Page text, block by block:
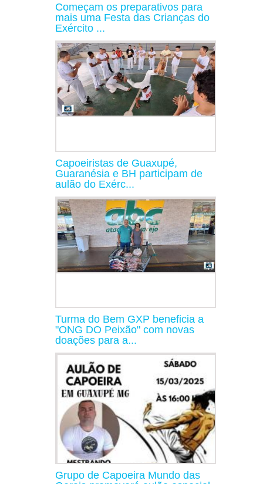
Começam os preparativos para
mais uma Festa das Crianças do
Exército ...
Capoeiristas de Guaxupé,
Guaranésia e BH participam de
aulão do Exérc...
Turma do Bem GXP beneficia a
"ONG DO Peixão" com novas
doações para a...
Grupo de Capoeira Mundo das